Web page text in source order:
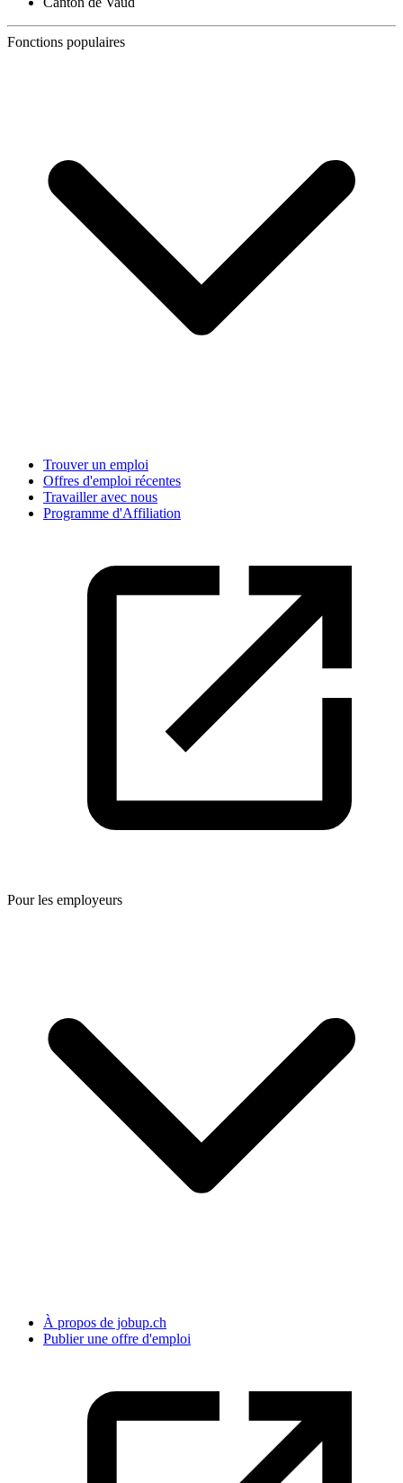
Fonctions populaires
Trouver un emploi
Offres d'emploi récentes
Travailler avec nous
Programme d'Affiliation
Pour les employeurs
À propos de jobup.ch
Publier une offre d'emploi